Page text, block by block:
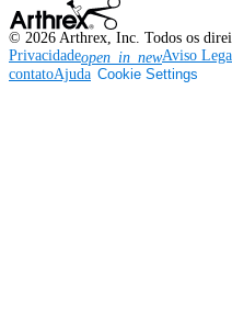
© 2026 Arthrex, Inc. Todos os
Privacidadeopen_in_newAviso
contatoAjuda Cookie Settings